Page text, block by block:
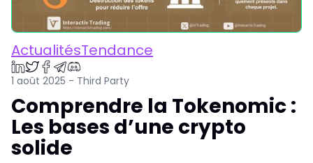
ActualitésTendance
1 août 2025 - Third Party
Comprendre la Tokenomic :
Les bases d’une crypto
solide